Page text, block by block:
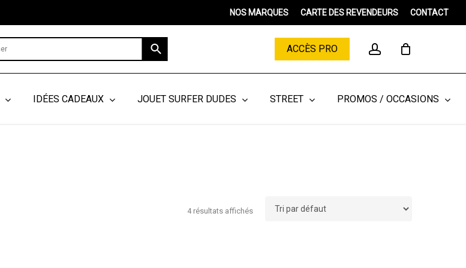
NOS MARQUES CARTE DES REVENDEURS CONTACT
ACCÈS PRO account
IDÉES CADEAUX JOUET SURFER DUDES STREET PROMOS / OCCASIONS
Cart Close
4 résultats affichés
Menu